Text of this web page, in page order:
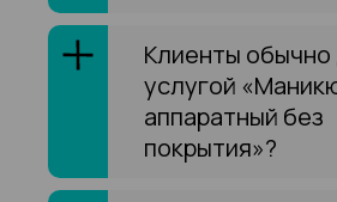
Клиенты
услугой
аппаратный без
покрытия»?